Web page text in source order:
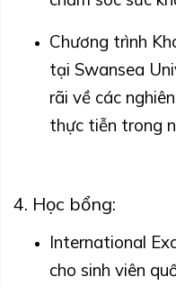
Chương trình
tại Swansea
rãi về các
thực tiễn trong
4. Học bổng:
International
cho sinh viên